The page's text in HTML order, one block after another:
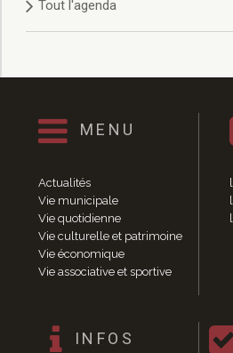
Délibérations 2019
Délibérations 2018
Délibérations 2014
Délibérations 2013
Délibérations 2011
Délibérations 2010
Délibérations 2009
Délibérations 2008
Agenda réunions publiques
Marchés publics
Vie quotidienne
Tout l'agenda
MENU
Actualités
Vie municipale
Vie quotidienne
Vie culturelle et patrimoine
Vie économique
Vie associative et sportive
INFOS